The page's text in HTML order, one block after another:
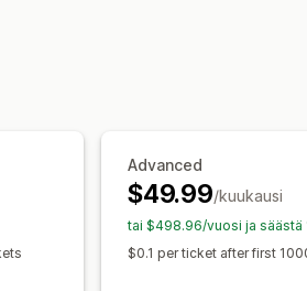
Tervetuloviestit
Advanced
$49.99/kuukausi
tai $498.96/vuosi ja säästä
$0.1 per ticket after first